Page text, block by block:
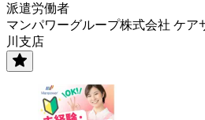
派遣労働者
マンパワーグループ株式会社 ケア
川支店